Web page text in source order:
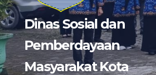
Dinas Sosial dan
Pemberdayaan
Masyarakat Kota